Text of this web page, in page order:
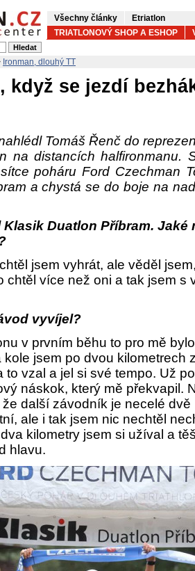
Všechny články
Etriatlon
TRIATLONOVÝ SHOP A ESHOP
Ironman, dlouhý TT
když se jezdí
Tomáš Řenč do
na distancích halfironmanu.
poháru Ford Czechman
a chystá se do boje na
Duatlon Příbram. Jaké
jsem vyhrát, ale věděl
chtěl více než oni a tak jsem s
vyvíjel?
v prvním běhu to pro mě
jsem po dvou kilometrech
to vzal a jel si své tempo. Už
náskok, který mě překvapil.
další závodník je necelé
ale i tak jsem nic nechtěl
kilometry jsem si užíval a
hlavu.